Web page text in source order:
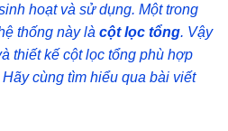
hoạt và sử dụng. Một trong
thống này là cột lọc tổng. Vậy
thiết kế cột lọc tổng phù hợp
cùng tìm hiểu qua bài viết